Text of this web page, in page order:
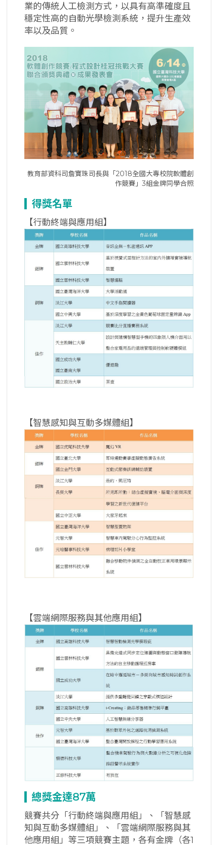
業的傳統人工檢測方式，以具有高準確度且
穩定性高的自動光學檢測系統，提升生產效
率以及品質。
教育部資科司詹寶珠司長與「2018全國大專校院軟體創
作競賽」3組金牌同學合照
得獎名單
【行動終端與應用組】
【智慧感知與互動多媒體組】
【雲端網際服務與其他應用組】
總獎金達87萬
競賽共分「行動終端與應用組」、「智慧感
知與互動多媒體組」、「雲端網際服務與其
他應用組」等三項競賽主題，各有金牌（各1